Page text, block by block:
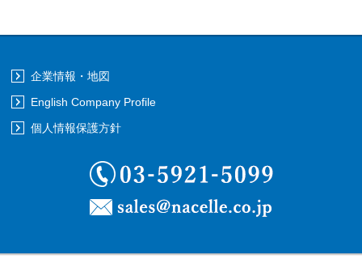
企業情報・地図
English Company Profile
個人情報保護方針